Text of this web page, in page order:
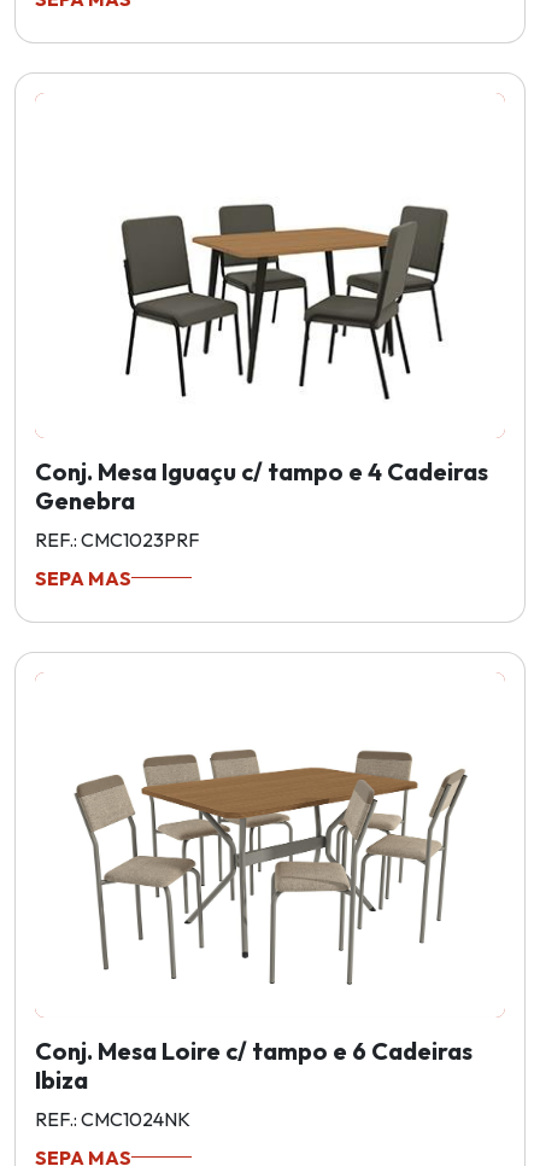
Conj. Mesa Iguaçu c/ tampo e 4 Cadeiras
Genebra
REF.: CMC1023PRF
SEPA MAS
Conj. Mesa Loire c/ tampo e 6 Cadeiras
Ibiza
REF.: CMC1024NK
SEPA MAS